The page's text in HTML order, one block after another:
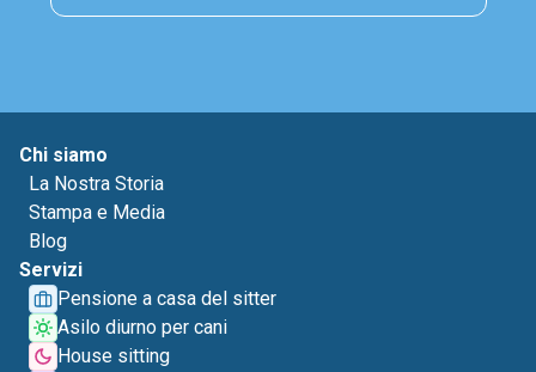
Chi siamo
La Nostra Storia
Stampa e Media
Blog
Servizi
Pensione a casa del sitter
Asilo diurno per cani
House sitting